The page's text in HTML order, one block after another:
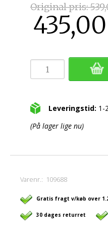
Original pris:
435,00
Leveringstid: 1-
(På lager lige nu)
Varenr.: 109688
Gratis fragt v/køb over
30 dages returret